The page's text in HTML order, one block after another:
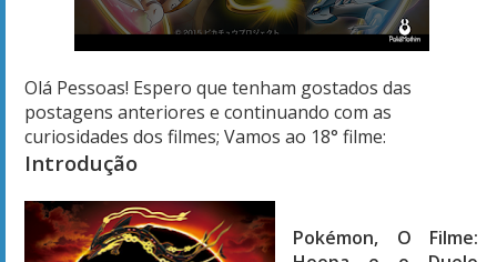
Olá Pessoas! Espero que tenham gostados das
postagens anteriores e continuando com as
curiosidades dos filmes; Vamos ao 18° filme:
Introdução
Pokémon, O Filme: